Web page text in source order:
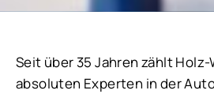
Seit über 35 Jahren zählt
absoluten Experten in der